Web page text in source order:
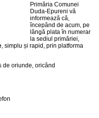
Primăria Comunei
Duda-Epureni vă
informează că,
începând de acum, pe
lângă plata în numerar
la sediul primăriei,
, simplu și rapid, prin platforma
de oriunde, oricând